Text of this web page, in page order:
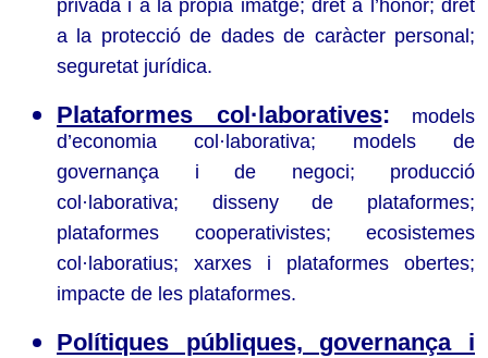
privada i a la pròpia imatge; dret a l’honor; dret
a la protecció de dades de caràcter personal;
seguretat jurídica.
Plataformes col·laboratives: models
d’economia col·laborativa; models de
governança i de negoci; producció
col·laborativa; disseny de plataformes;
plataformes cooperativistes; ecosistemes
col·laboratius; xarxes i plataformes obertes;
impacte de les plataformes.
Polítiques públiques, governança i